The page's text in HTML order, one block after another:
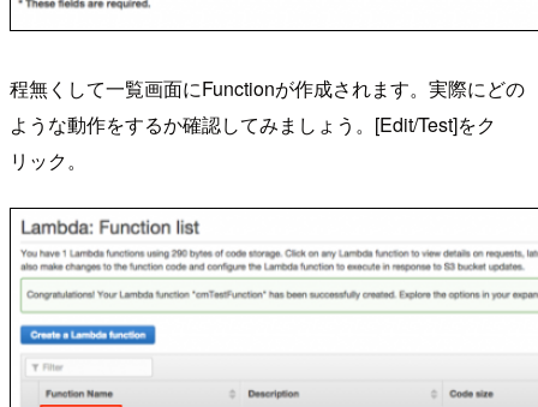
程無くして一覧画面にFunctionが作成されます。実際にどの
ような動作をするか確認してみましょう。[Edit/Test]をク
リック。